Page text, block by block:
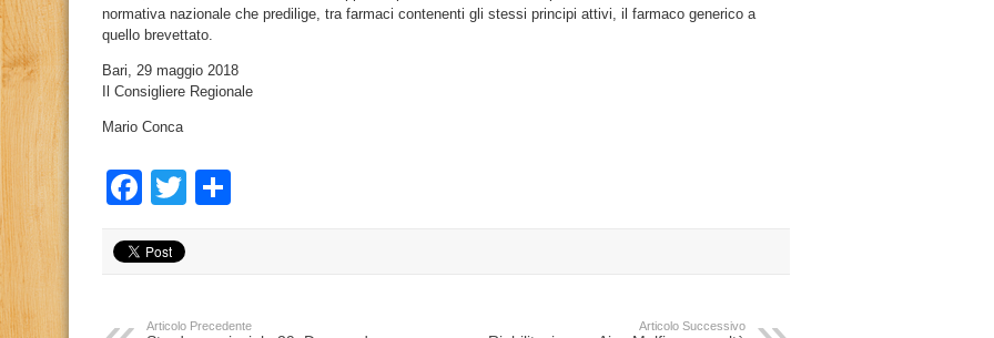
normativa nazionale che predilige, tra farmaci contenenti gli stessi principi attivi, il farmaco generico a
quello brevettato.
Bari, 29 maggio 2018
Il Consigliere Regionale
Mario Conca
Facebook
Twitter
Articolo Precedente Articolo Successivo